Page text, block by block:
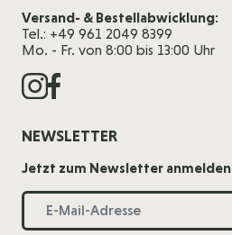
Versand- & Bestellabwicklung:
Tel.: +49 961 2049 8399
Mo. - Fr. von 8:00 bis 13:00 Uhr
NEWSLETTER
Jetzt zum Newsletter anmelden